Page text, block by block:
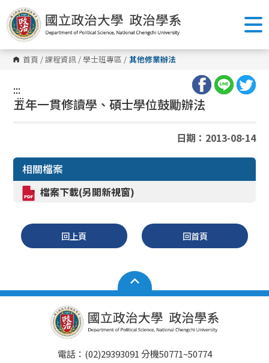
跳
到
主
要
內
容
區 首頁 /課程資訊 /學士班專區 / 其他修業辦法
:::
:::
五年一貫修讀學、碩士學位鼓勵辦法
日期：2013-08-14
相關檔案
檔案下載(另開新視窗)
回上頁 回首頁
電話：(02)29393091 分機50771~50774